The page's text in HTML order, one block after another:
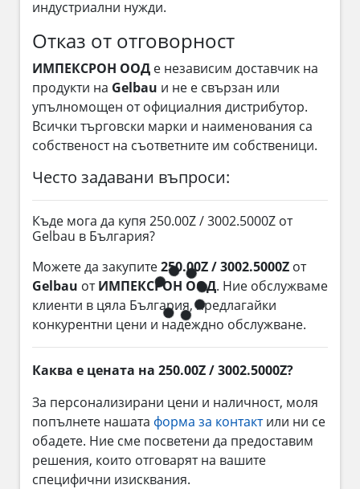
индустриални нужди.
Отказ от отговорност
ИМПЕКСРОН ООД е независим доставчик на
продукти на Gelbau и не е свързан или
упълномощен от официалния дистрибутор.
Всички търговски марки и наименования са
собственост на съответните им собственици.
Често задавани въпроси:
Къде мога да купя 250.00Z / 3002.5000Z от
Gelbau в България?
Можете да закупите250.00Z / 3002.5000Z от
Gelbau отИМПЕКСРОН ООД. Ние обслужваме
клиенти в цяла България, предлагайки
конкурентни цени и надеждно обслужване.
Каква е цената на 250.00Z / 3002.5000Z?
За персонализирани цени и наличност, моля
попълнете нашата форма за контактили ни се
обадете. Ние сме посветени да предоставим
решения, които отговарят на вашите
специфични изисквания.